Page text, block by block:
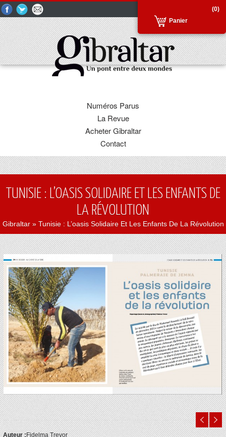
(0)
Panier
Numéros Parus
La Revue
Acheter Gibraltar
Contact
TUNISIE : L’OASIS SOLIDAIRE ET LES ENFANTS DE
LA RÉVOLUTION
Gibraltar» Tunisie : L’oasis Solidaire Et Les Enfants De La Révolution
Auteur :Fidelma Trevor